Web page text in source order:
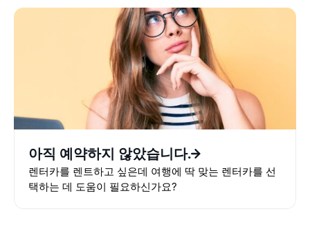
아직 예약하지 않았습니다.
렌터카를 렌트하고 싶은데 여행에 딱 맞는 렌터카를 선
택하는 데 도움이 필요하신가요?